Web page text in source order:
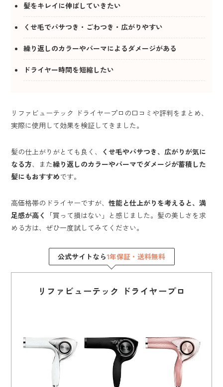
髪をキレイに伸ばしていきたい
くせ毛でパサつき・ごわつき・広がりやすい
繰り返しのカラーやパーマによるダメージがある
ドライヤー時間を短縮したい
リファビューテック ドライヤープロの口コミや評判をまとめ、
実際に使用して効果を検証してきました。
髪の仕上がりがとても良く、
くせ毛やパサつき、広がりが気に
なる方、また繰り返しのカラーやパーマでダメージが蓄積した
髪にもおすすめです。
高価格帯のドライヤーですが、性能と仕上がりを考えると、満
足感が高く
「買って損はない」と感じました。髪の美しさを求
める方は、ぜひ一度試してみてください。
公式サイトなら1年保証・送料無料
リファビューテック ドライヤープロ